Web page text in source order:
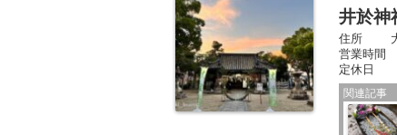
井於神
住所
営業時間
定休日
関連記事